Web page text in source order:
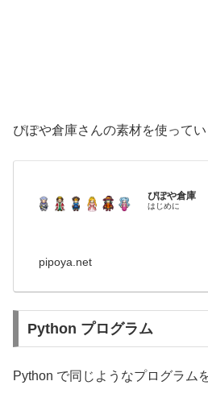
ぴぽや倉庫さんの素材を使ってい
ぴぽや倉庫
はじめに
pipoya.net
Python プログラム
Python で同じようなプログラム